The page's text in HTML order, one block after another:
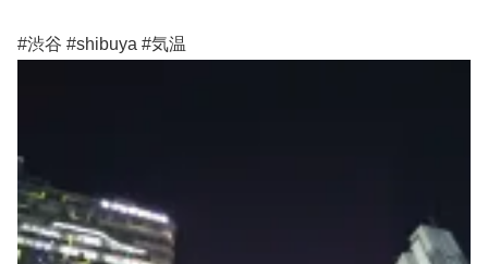
#渋谷 #shibuya #気温